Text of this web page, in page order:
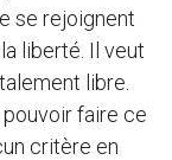
se rejoignent
liberté. Il veut
libre.
faire ce
critère en